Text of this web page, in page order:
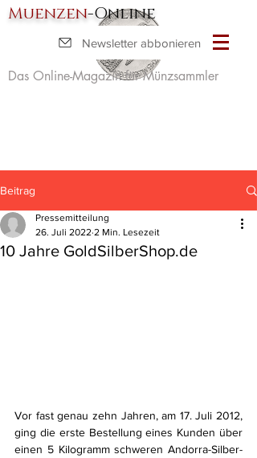
Muenzen-Online
Das Online-Magazin für Münzsammler
Newsletter abbonieren
Beitrag
10 Jahre GoldSilberShop.de
Pressemitteilung
26. Juli 2022 2 Min. Lesezeit
Vor fast genau zehn Jahren, am 17. Juli 2012,
ging die erste Bestellung eines Kunden über
einen 5 Kilogramm schweren Andorra-Silber-